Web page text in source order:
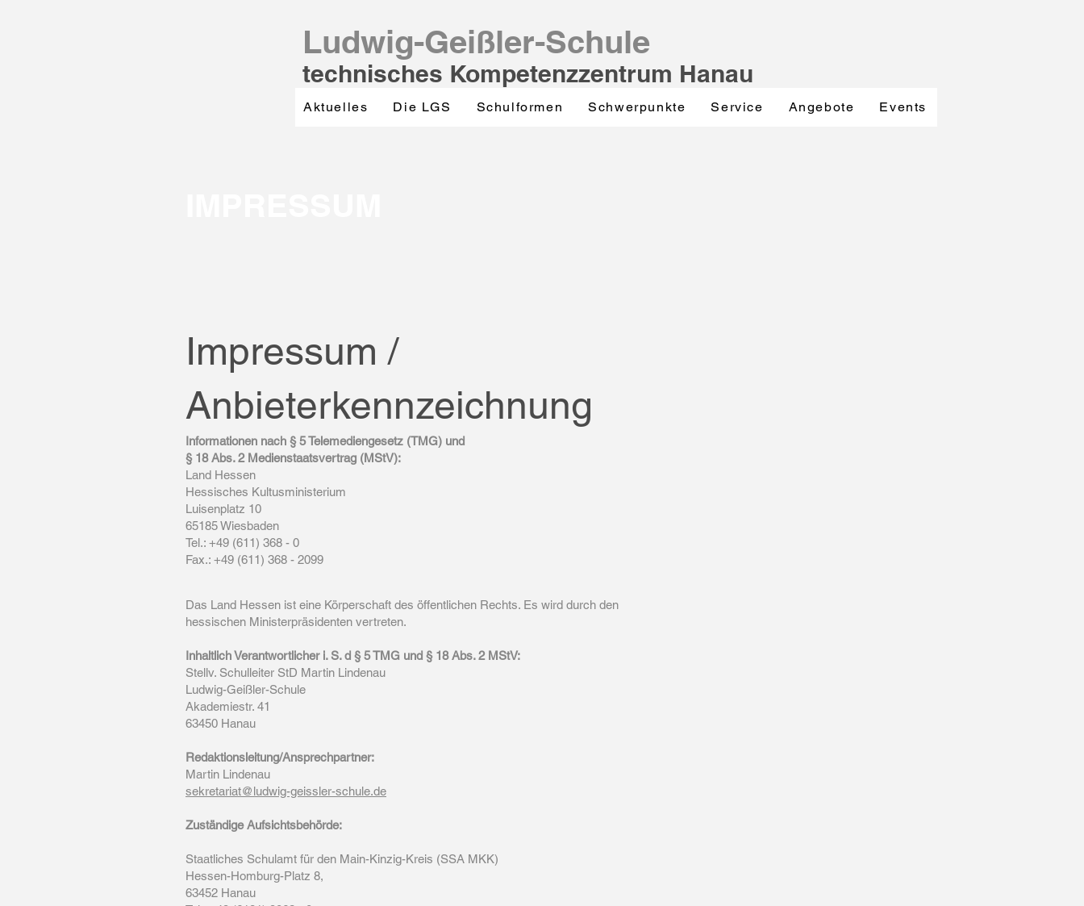
Ludwig-Geißler-Schule
technisches Kompetenzzentrum Hanau
Aktuelles Die LGS Schulformen Schwerpunkte Service Angebote Events
Impressum /
Anbieterkennzeichnung
Informationen nach § 5 Telemediengesetz (TMG) und
§ 18 Abs. 2 Medienstaatsvertrag (MStV):
Land Hessen
Hessisches Kultusministerium
Luisenplatz 10
65185 Wiesbaden
Tel.: +49 (611) 368 - 0
Fax.: +49 (611) 368 - 2099
Das Land Hessen ist eine Körperschaft des öffentlichen Rechts. Es wird durch den
hessischen Ministerpräsidenten vertreten.
Inhaltlich Verantwortlicher i. S. d § 5 TMG und § 18 Abs. 2 MStV:
Stellv. Schulleiter StD Martin Lindenau
Ludwig-Geißler-Schule
Akademiestr. 41
63450 Hanau
Redaktionsleitung/Ansprechpartner:
Martin Lindenau
​​sekretariat@ludwig-geissler-schule.de
Zuständige Aufsichtsbehörde:
Staatliches Schulamt für den Main-Kinzig-Kreis (SSA MKK)
Hessen-Homburg-Platz 8,
63452 Hanau